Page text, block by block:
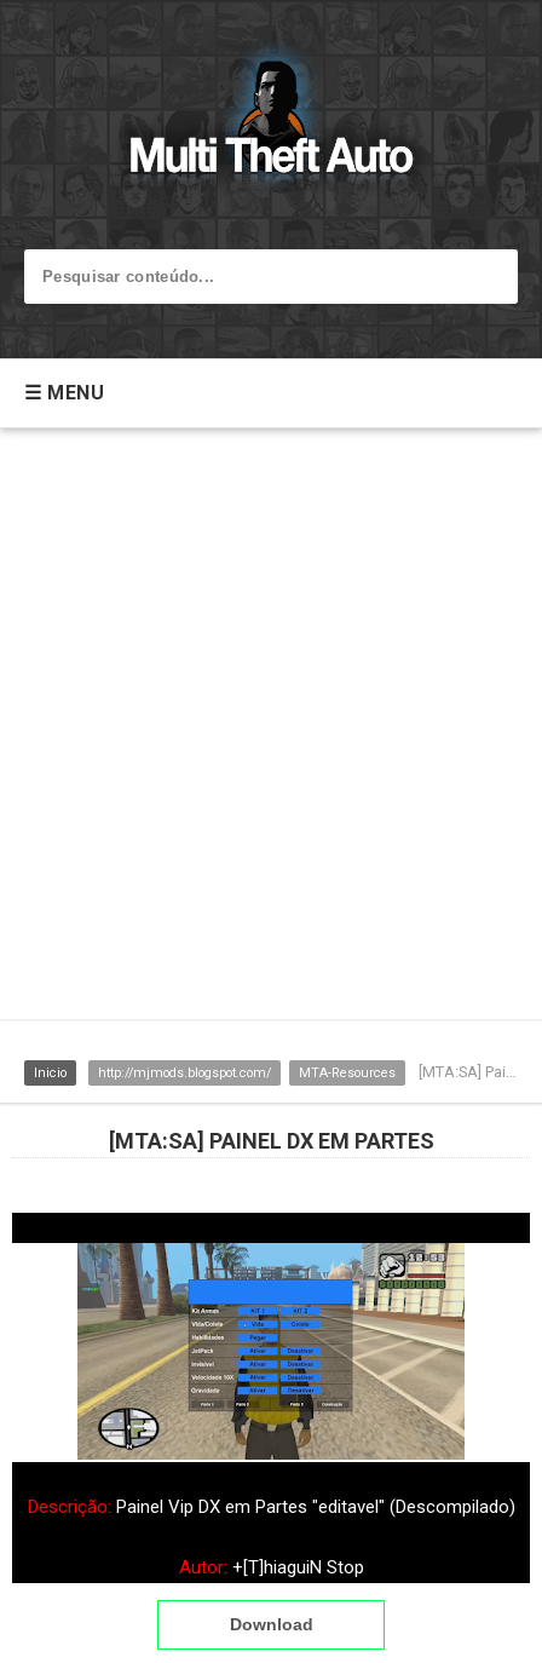
☰ MENU
Inicio http://mjmods.blogspot.com/ MTA-Resources [MTA:SA] Painel DX em Partes
[MTA:SA] PAINEL DX EM PARTES
Descrição: Painel Vip DX em Partes "editavel" (Descompilado)
Autor: +[T]hiaguiN Stop
Download